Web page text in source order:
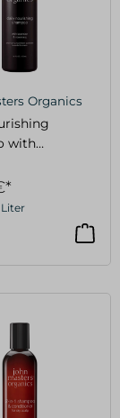
Organics
with
Liter